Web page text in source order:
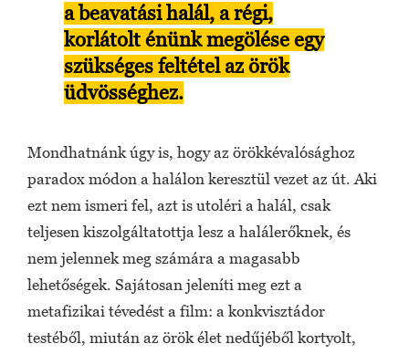
a beavatási halál, a régi,
korlátolt énünk megölése egy
szükséges feltétel az örök
üdvösséghez.
Mondhatnánk úgy is, hogy az örökkévalósághoz
paradox módon a halálon keresztül vezet az út. Aki
ezt nem ismeri fel, azt is utoléri a halál, csak
teljesen kiszolgáltatottja lesz a halálerőknek, és
nem jelennek meg számára a magasabb
lehetőségek. Sajátosan jeleníti meg ezt a
metafizikai tévedést a film: a konkvisztádor
testéből, miután az örök élet nedűjéből kortyolt,